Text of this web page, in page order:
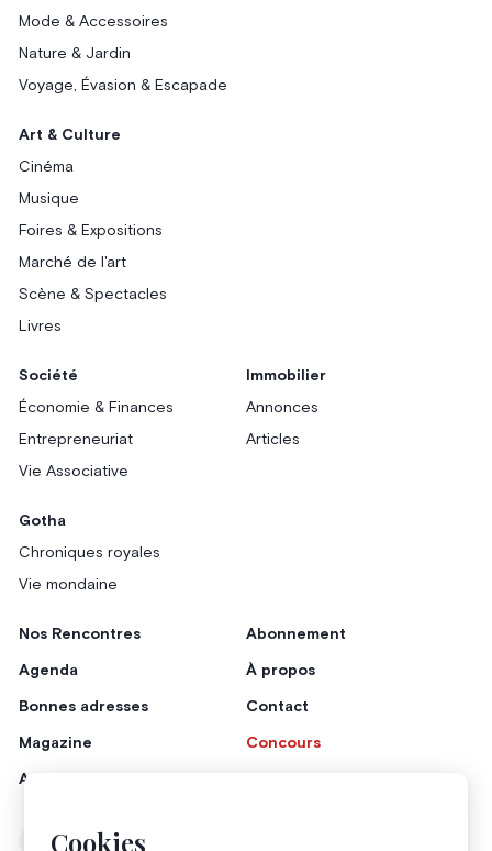
Cookies
Mode & Accessoires
Nature & Jardin
Voyage, Évasion & Escapade
Art & Culture
Cinéma
Musique
Foires & Expositions
Marché de l'art
Scène & Spectacles
Livres
Société
Économie & Finances
Entrepreneuriat
Vie Associative
Immobilier
Annonces
Articles
Gotha
Chroniques royales
Vie mondaine
Nos Rencontres
Agenda
Bonnes adresses
Magazine
Annonceurs
Abonnement
À propos
Contact
Concours
Instagram